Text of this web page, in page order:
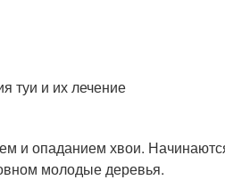
и опаданием хвои.
молодые деревья.